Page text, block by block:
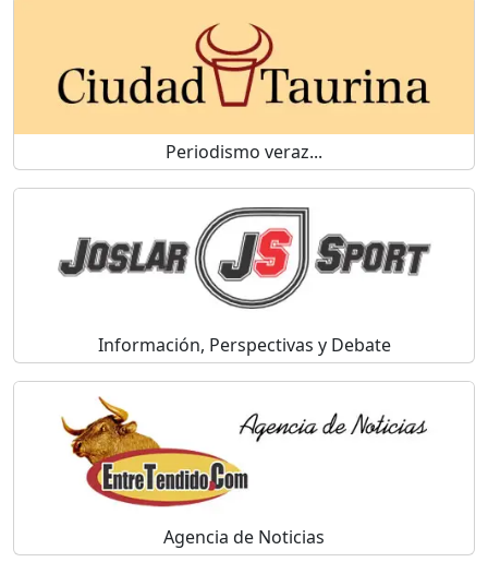
Periodismo veraz...
Información, Perspectivas y Debate
Agencia de Noticias